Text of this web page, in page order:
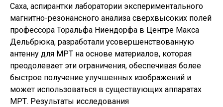
Саха, аспирантки лаборатории экспериментального
магнитно-резонансного анализа сверхвысоких полей
профессора Торальфа Ниендорфа в Центре Макса
Дельбрюка, разработали усовершенствованную
антенну для МРТ на основе материалов, которая
преодолевает эти ограничения, обеспечивая более
быстрое получение улучшенных изображений и
может использоваться в существующих аппаратах
МРТ. Результаты исследования